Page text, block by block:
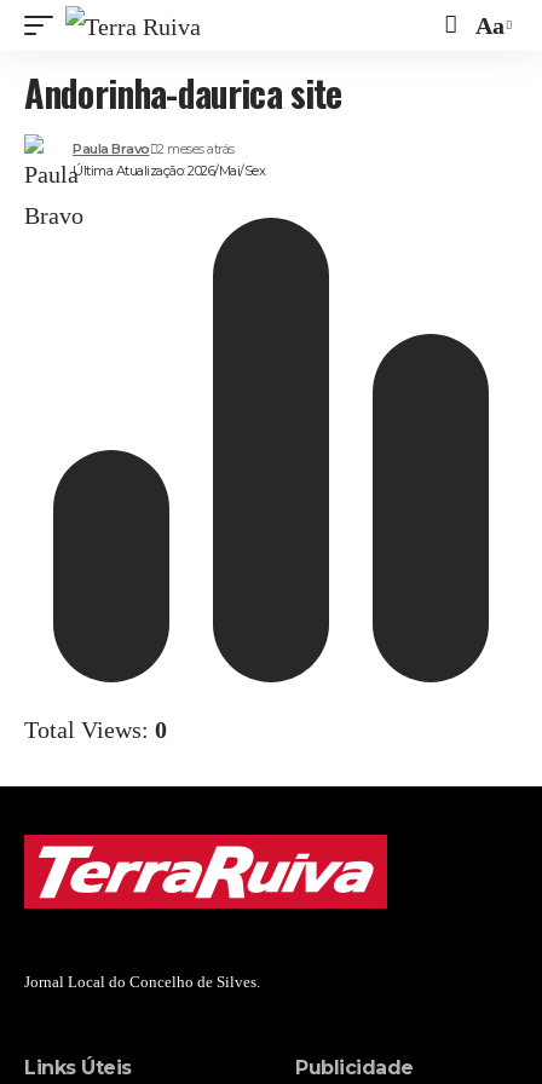
Aa
Andorinha-daurica site
Última Atualização: 2026/Mai/Sex
Paula Bravo 2 meses atrás
Total Views: 0
Jornal Local do Concelho de Silves.
Links Úteis Publicidade